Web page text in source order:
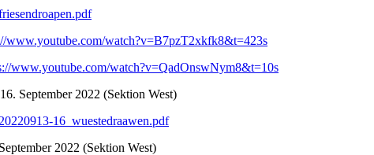
www.youtube.com/watch?v=B7pzT2xkfk8&t=423s
www.youtube.com/watch?v=QadOnswNym8&t=10s
September 2022 (Sektion West)
16_wuestedraawen.pdf
2022 (Sektion West)